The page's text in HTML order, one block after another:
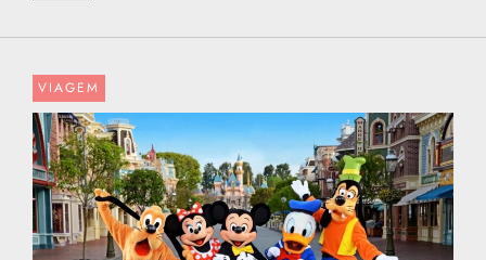
VIAGEM